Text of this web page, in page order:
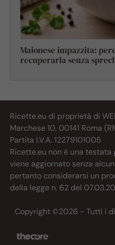
Maionese impazzita:
recuperarla senza
Ricette.eu di proprietà di
Marchese 10, 00141 Roma
Partita I.V.A. 12279101005
Ricette.eu non è una
viene aggiornato senza
pertanto considerarsi un
della legge n. 62 del
Copyright ©2026 - Tutti i